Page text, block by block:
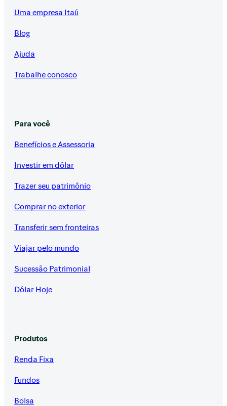
Uma empresa Itaú
Blog
Ajuda
Trabalhe conosco
Para você
Benefícios e Assessoria
Investir em dólar
Trazer seu patrimônio
Comprar no exterior
Transferir sem fronteiras
Viajar pelo mundo
Sucessão Patrimonial
Dólar Hoje
Produtos
Renda Fixa
Fundos
Bolsa